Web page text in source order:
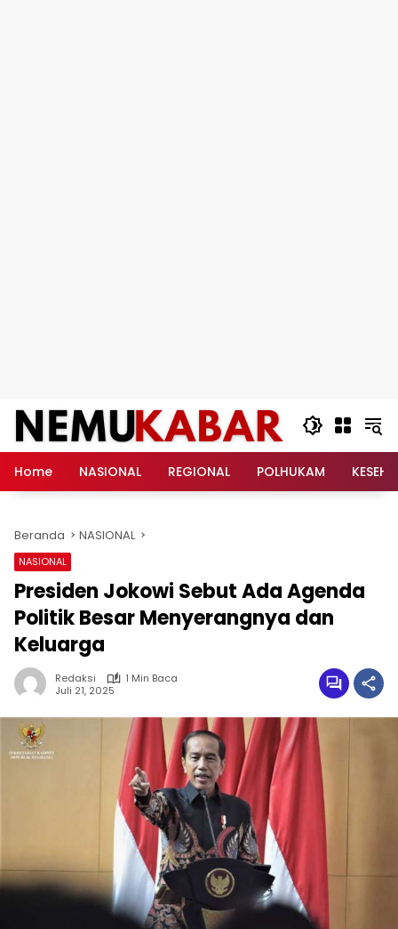
Langsung
konten
Home
NASIONAL REGIONAL POLHUKAM
Beranda NASIONAL
NASIONAL
Presiden Jokowi Sebut Ada Agenda
Politik Besar Menyerangnya dan
Keluarga
Redaksi
1 Min Baca
Juli 21, 2025